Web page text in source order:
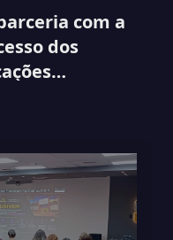
com a
dos